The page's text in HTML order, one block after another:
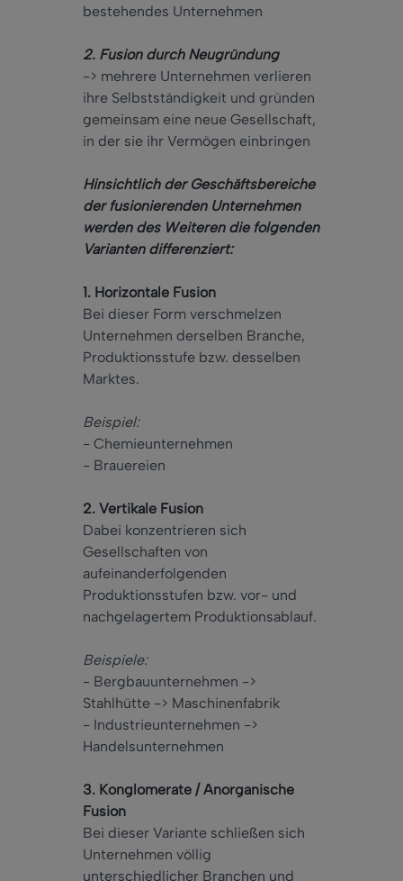
bestehendes Unternehmen
2. Fusion durch Neugründung
-> mehrere Unternehmen verlieren
ihre Selbstständigkeit und gründen
gemeinsam eine neue Gesellschaft,
in der sie ihr Vermögen einbringen
Hinsichtlich der Geschäftsbereiche
der fusionierenden Unternehmen
werden des Weiteren die folgenden
Varianten differenziert:
1. Horizontale Fusion
Bei dieser Form verschmelzen
Unternehmen derselben Branche,
Produktionsstufe bzw. desselben
Marktes.
Beispiel:
- Chemieunternehmen
- Brauereien
2. Vertikale Fusion
Dabei konzentrieren sich
Gesellschaften von
aufeinanderfolgenden
Produktionsstufen bzw. vor- und
nachgelagertem Produktionsablauf.
Beispiele:
- Bergbauunternehmen ->
Stahlhütte -> Maschinenfabrik
- Industrieunternehmen ->
Handelsunternehmen
3. Konglomerate / Anorganische
Fusion
Bei dieser Variante schließen sich
Unternehmen völlig
unterschiedlicher Branchen und